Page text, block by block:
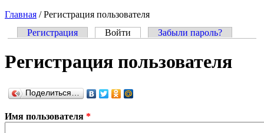
Главная /Регистрация пользователя
Регистрация Войти (активная вкладка)
Забыли пароль?
Регистрация пользователя
Поделиться…
Имя пользователя *